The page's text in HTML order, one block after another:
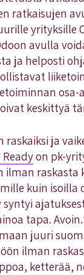
ratkaisujen
avulla
ja helposti
keskittyä
raskaiksi ja
Readyon pk-
ilman
kuin
syntyi
tapa.
juuri
ilman
ketterää,